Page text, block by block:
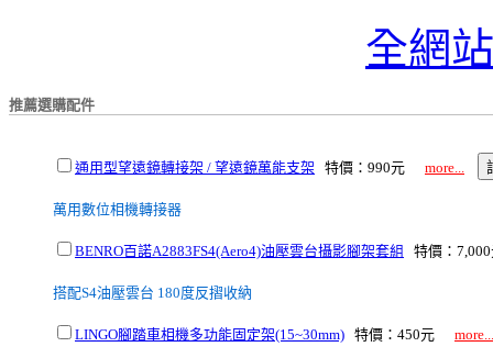
全網
推薦選購配件
通用型望遠鏡轉接架 / 望遠鏡萬能支架 特價：990元 more...
萬用數位相機轉接器
BENRO百諾A2883FS4(Aero4)油壓雲台攝影腳架套組 特價：
搭配S4油壓雲台 180度反摺收納
LINGO腳踏車相機多功能固定架(15~30mm) 特價：450元 more...